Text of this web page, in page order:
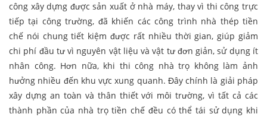
công xây dựng được sản xuất ở nhà máy, thay vì thi công trực
tiếp tại công trường, đã khiến các công trình nhà thép tiền
chế nói chung tiết kiệm được rất nhiều thời gian, giúp giảm
chi phí đầu tư vì nguyên vật liệu và vật tư đơn giản, sử dụng ít
nhân công. Hơn nữa, khi thi công nhà trọ không làm ảnh
hưởng nhiều đến khu vực xung quanh. Đây chính là giải pháp
xây dựng an toàn và thân thiết với môi trường, vì tất cả các
thành phần của nhà trọ tiền chế đều có thể tái sử dụng khi